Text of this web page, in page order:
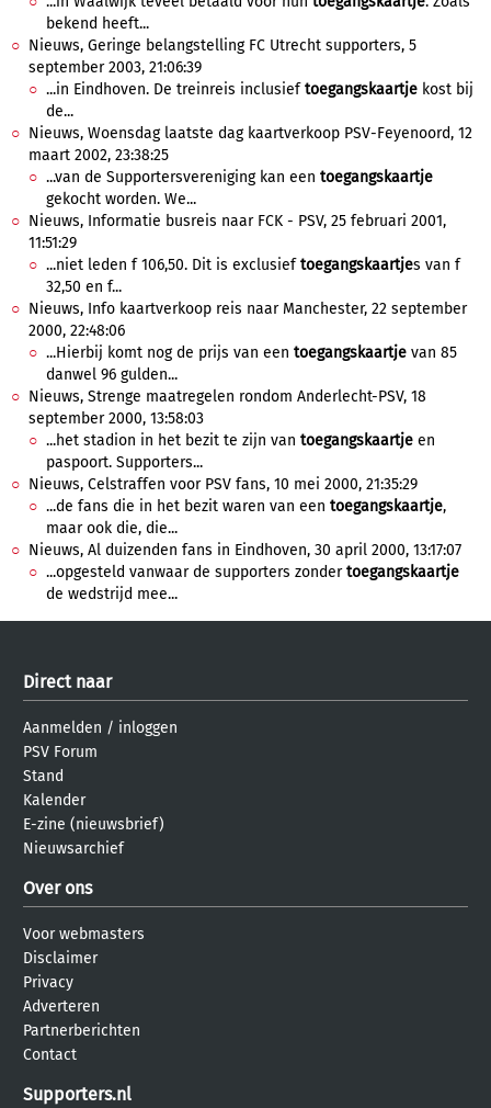
bekend heeft...
Nieuws, Geringe belangstelling FC Utrecht supporters, 5
september 2003, 21:06:39
...in Eindhoven. De treinreis inclusieftoegangskaartje kost bij
de...
Nieuws, Woensdag laatste dag kaartverkoop PSV-Feyenoord, 12
maart 2002, 23:38:25
...van de Supportersvereniging kan een toegangskaartje
gekocht worden. We...
Nieuws, Informatie busreis naar FCK - PSV, 25 februari 2001,
11:51:29
...niet leden f 106,50. Dit is exclusieftoegangskaartjes van f
32,50 en f...
Nieuws, Info kaartverkoop reis naar Manchester, 22 september
2000, 22:48:06
...Hierbij komt nog de prijs van een toegangskaartje van 85
danwel 96 gulden...
Nieuws, Strenge maatregelen rondom Anderlecht-PSV, 18
september 2000, 13:58:03
...het stadion in het bezit te zijn van toegangskaartje en
paspoort. Supporters...
Nieuws, Celstraffen voor PSV fans, 10 mei 2000, 21:35:29
...de fans die in het bezit waren van een toegangskaartje,
maar ook die, die...
Nieuws, Al duizenden fans in Eindhoven, 30 april 2000, 13:17:07
...opgesteld vanwaar de supporters zondertoegangskaartje
de wedstrijd mee...
Direct naar
Aanmelden / inloggen
PSV Forum
Stand
Kalender
E-zine (nieuwsbrief)
Nieuwsarchief
Over ons
Voor webmasters
Disclaimer
Privacy
Adverteren
Partnerberichten
Contact
Supporters.nl